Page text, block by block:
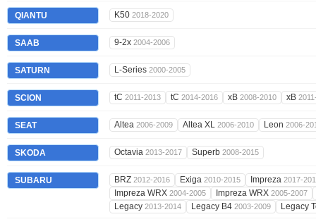
QIANTU K50 2018-2020
SAAB 9-2x 2004-2006
SATURN L-Series 2000-2005
SCION tC 2011-2013 tC 2014-2016 xB 2008-2010 xB
SEAT Altea 2006-2009 Altea XL 2006-2010 Leon 2006-
SKODA Octavia 2013-2017 Superb 2008-2015
SUBARU BRZ 2012-2016 Exiga 2010-2015 Impreza 2017-
Impreza WRX 2004-2005 Impreza WRX 2005-2007
Legacy 2013-2014 Legacy B4 2003-2009 Legacy